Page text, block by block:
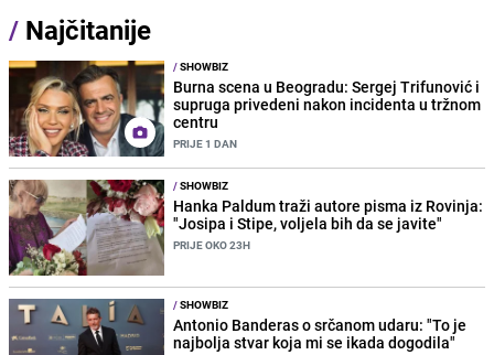
/ Najčitanije
/SHOWBIZ
Burna scena u Beogradu: Sergej Trifunović i
supruga privedeni nakon incidenta u tržnom
centru
PRIJE 1 DAN
/SHOWBIZ
Hanka Paldum traži autore pisma iz Rovinja:
"Josipa i Stipe, voljela bih da se javite"
PRIJE OKO 23H
/SHOWBIZ
Antonio Banderas o srčanom udaru: "To je
najbolja stvar koja mi se ikada dogodila"